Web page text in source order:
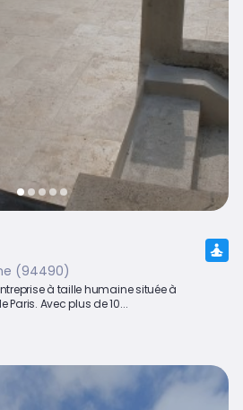
(94490)
à taille humaine située à
Paris. Avec plus de 10...